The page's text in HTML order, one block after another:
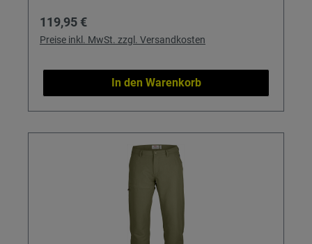
Regulärer Preis:
119,95 €
Preise inkl. MwSt. zzgl. Versandkosten
In den Warenkorb